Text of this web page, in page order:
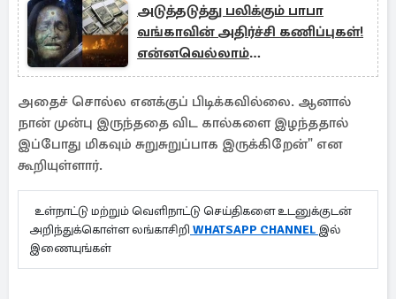
அடுத்தடுத்து பலிக்கும் பாபா
வங்காவின் அதிர்ச்சி கணிப்புகள்!
என்னவெல்லாம்
நடக்கப்போகிறது?
அதைச் சொல்ல எனக்குப் பிடிக்கவில்லை. ஆனால்
நான் முன்பு இருந்ததை விட கால்களை இழந்ததால்
இப்போது மிகவும் சுறுசுறுப்பாக இருக்கிறேன்" என
கூறியுள்ளார்.
உள்நாட்டு மற்றும் வெளிநாட்டு செய்திகளை உடனுக்குடன்
அறிந்துக்கொள்ள லங்காசிறி WHATSAPP CHANNEL இல்
இணையுங்கள்